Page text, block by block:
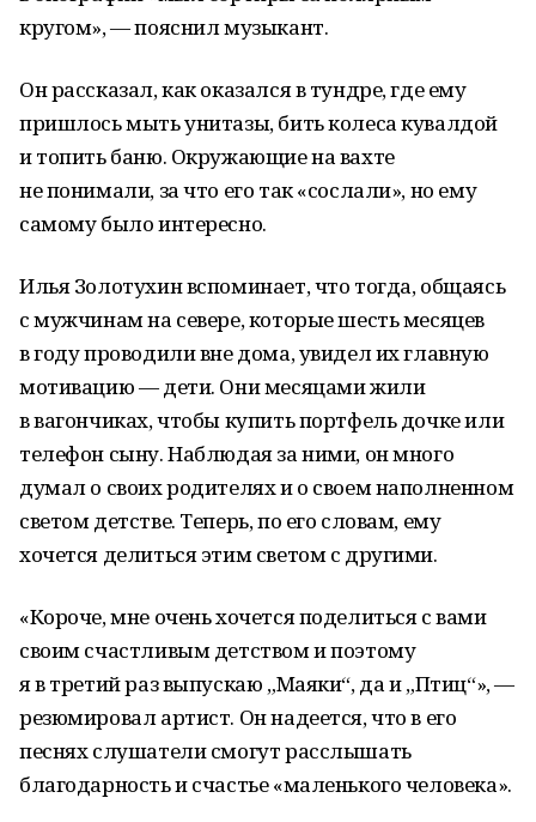
кругом», — пояснил музыкант.
Он рассказал, как оказался в тундре, где ему
пришлось мыть унитазы, бить колеса кувалдой
и топить баню. Окружающие на вахте
не понимали, за что его так «сослали», но ему
самому было интересно.
Илья Золотухин вспоминает, что тогда, общаясь
с мужчинам на севере, которые шесть месяцев
в году проводили вне дома, увидел их главную
мотивацию — дети. Они месяцами жили
в вагончиках, чтобы купить портфель дочке или
телефон сыну. Наблюдая за ними, он много
думал о своих родителях и о своем наполненном
светом детстве. Теперь, по его словам, ему
хочется делиться этим светом с другими.
«Короче, мне очень хочется поделиться с вами
своим счастливым детством и поэтому
я в третий раз выпускаю „Маяки“, да и „Птиц“», —
резюмировал артист. Он надеется, что в его
песнях слушатели смогут расслышать
благодарность и счастье «маленького человека».